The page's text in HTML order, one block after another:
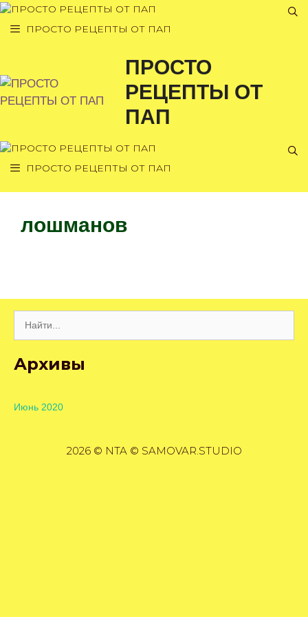
Перейти
ПРОСТО РЕЦЕПТЫ ОТ ПАП
ПРОСТО
РЕЦЕПТЫ ОТ
ПАП
ПРОСТО РЕЦЕПТЫ ОТ ПАП
лошманов
Архивы
Июнь 2020
2026 © NTA © SAMOVAR.STUDIO